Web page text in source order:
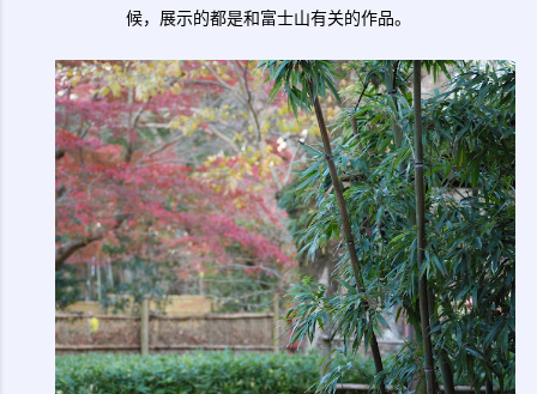
候，展示的都是和富士山有关的作品。